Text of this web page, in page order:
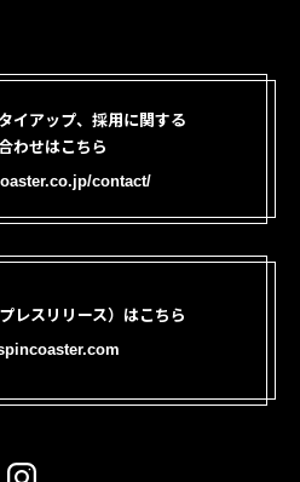
イアップ、採用に関する
わせはこちら
contact/
レスリリース）はこちら